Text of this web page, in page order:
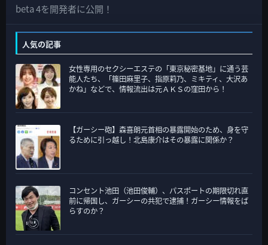
の
ゴ
リ
ー
beta 4を開発者に公開！
人気の記事
女性専用のセクシーエステの「東京秘密基地」に通う芸
能人たち、「篠田麻里子、指原莉乃、ミキティ、大沢あ
かね」などで、情報流出は元ＡＫＳの窪田から！
【ガーシー砲】森喜朗元首相の暴露開始のため、身を守
るために引っ越し！北島康介はその暴露に関係か？
コンセント池田（池田俊輔）、パスポートの期限切れ直
前に帰国し、ガーシーの共犯で逮捕！ガーシー情報をば
らすのか？